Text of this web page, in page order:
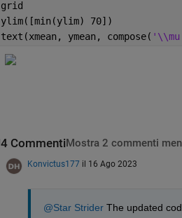
grid
ylim([min(ylim) 70])
text(xmean, ymean, compose(
4 Commenti Mostra 2 commenti
Konvictus177 il 16 Ago 2023
@Star Strider The updated